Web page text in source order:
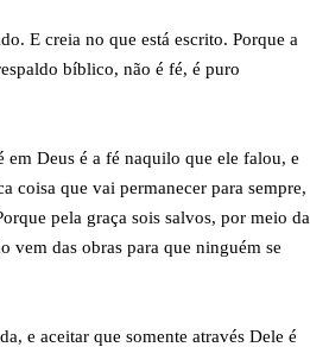
E creia no que está escrito. Porque a
bíblico, não é fé, é puro
em Deus é a fé naquilo que ele falou, e
coisa que vai permanecer para sempre,
pela graça sois salvos, por meio da
vem das obras para que ninguém se
e aceitar que somente através Dele é